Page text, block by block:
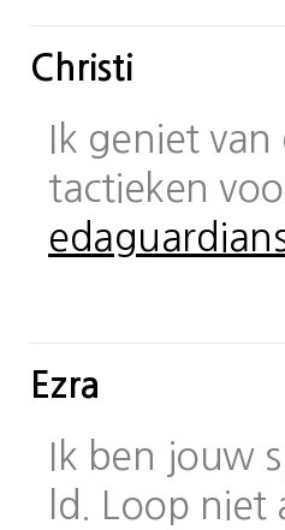
Christi
Ik geniet
tactieken
Ezra
Ik ben jouw
ld. Loop